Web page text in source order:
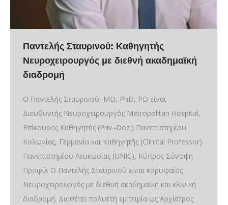
Παντελής Σταυρινού: Καθηγητής
Νευροχειρουργός με διεθνή ακαδημαϊκή
διαδρομή
Ο Παντελής Σταυρινού, MD, PhD, PD είναι
Διευθυντής Νευροχειρουργός Metropolitan Hospital,
Επίκουρος Καθηγητής (Priv.-Doz.) Πανεπιστημίου
Κολωνίας, Γερμανία και Καθηγητής (Clinical Professor)
Πανεπιστημίου Λευκωσίας (UNIC), Κύπρος Σύνοψη
Προφίλ Ο Παντελής Σταυρινού είναι κορυφαίος
Νευροχειρουργός με διεθνή ακαδημαϊκή και κλινική
διαδρομή. Διαθέτει πολυετή εμπειρία ως Αρχίατρος